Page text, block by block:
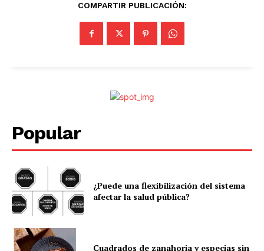
COMPARTIR PUBLICACIÓN:
Popular
¿Puede una flexibilización del sistema
afectar la salud pública?
Cuadrados de zanahoria y especias sin